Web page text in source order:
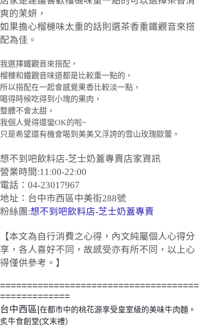
爽的茉妍，
如果擔心榴槤味太重的話則選茶香重鐵觀音來搭
配為佳。
我選擇鐵觀音來搭配，
榴槤和鐵觀音味道都是比較重一點的，
所以搭配在一起會感覺果香比較淡一點，
喝得時候吃得到小塊的果肉，
整體不會太甜，
我個人覺得還蠻OK的啦~
只是希望還有機會喝到美美又浮誇的雪山玫瑰歐蕾。
想不到吧飲料店-芝士奶蓋專賣店家資訊
營業時間:11:00-22:00
電話：04-23017967
地址：台中市西區中美街288號
粉絲團:想不到吧飲料店-芝士奶蓋專賣
【本文為自行消費之心得，內文純屬個人心得分
享，各人喜好不同，故感受亦有所不同，以上心
得僅供參考。】
=====================================
=============
台中西區|在都市中的桃花源享受皇室級的美味牛肉麵。
炙牛食創堂(文末禮）